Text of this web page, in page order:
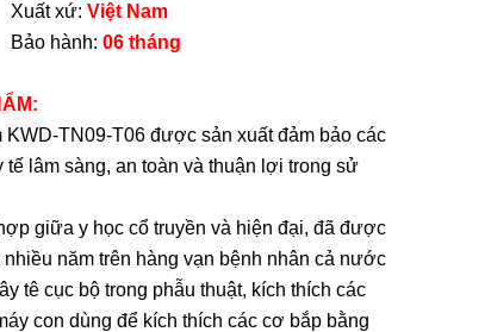
xứ: Việt Nam
06 tháng
KWD-TN09-T06 được sản xuất đảm bảo các
tế lâm sàng, an toàn và thuận lợi trong sử
giữa y học cổ truyền và hiện đại, đã được
năm trên hàng vạn bệnh nhân cả nước
tê cục bộ trong phẫu thuật, kích thích các
con dùng để kích thích các cơ bắp bằng